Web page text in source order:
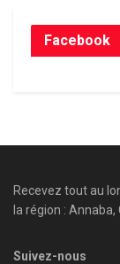
Facebook
Recevez tout au
la région : Annaba,
Suivez-nous